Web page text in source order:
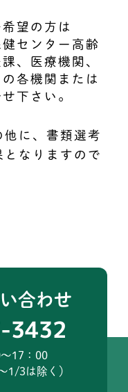
望の方は
センター高齢
、医療機関、
各機関または
下さい。
に、書類選考
なりますので
合わせ
3432
17：00
1/3は除く）